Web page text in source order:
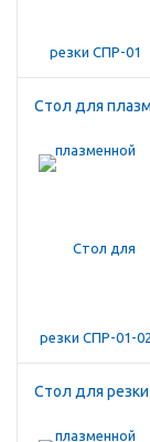
Стол для
Стол для